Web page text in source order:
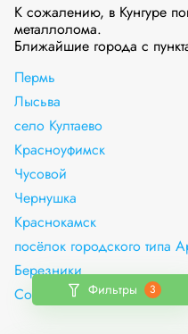
К сожалению, в Кунгуре
металлолома.
Ближайшие города с
Пермь
Лысьва
село Култаево
Красноуфимск
Чусовой
Чернушка
Краснокамск
посёлок городского типа
Березники
Соликамск Фильтры 3